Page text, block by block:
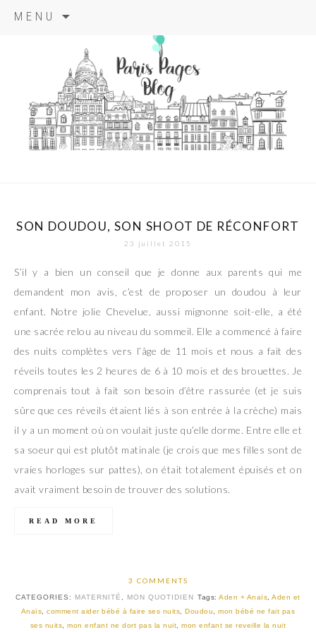
MENU
principal
paris pages
blog
SON DOUDOU, SON SHOOT DE RÉCONFORT
23 juillet 2015
S’il y a bien un conseil que je donne aux parents qui me
demandent mon avis, c’est de proposer un doudou à leur
enfant. Notre jolie Chevelue, aussi mignonne soit-elle, a été
une sacrée relou au niveau du sommeil. Elle a commencé à faire
des nuits complètes vers l’âge de 11 mois et nous a fait des
réveils toutes les 2 heures de 6 à 10 mois et des brouettes. Je
comprenais tout à fait son besoin d’être rassurée (et je suis
sûre que ces réveils étaient liés à son entrée à la crèche) mais
il y a un moment où on voulait juste qu’elle dorme. Entre elle et
sa soeur qui est plutôt matinale (je crois que mes filles sont de
vraies horloges sur pattes), on était totalement épuisés et on
avait vraiment besoin de trouver des solutions.
READ MORE
3 COMMENTS
CATEGORIES: MATERNITÉ MON QUOTIDIEN Tags:Aden + Anaïs ,Aden et
Anaïs ,comment aider bébé à faire ses nuits ,Doudou ,mon bébé ne fait pas
ses nuits ,mon enfant ne dort pas la nuit ,mon enfant se reveille la nuit